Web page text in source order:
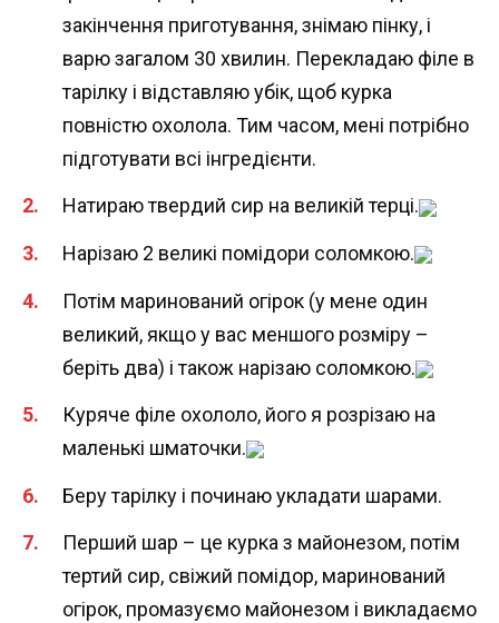
закінчення приготування, знімаю пінку, і
варю загалом 30 хвилин. Перекладаю філе в
тарілку і відставляю убік, щоб курка
повністю охолола. Тим часом, мені потрібно
підготувати всі інгредієнти.
Натираю твердий сир на великій терці.
Нарізаю 2 великі помідори соломкою.
Потім маринований огірок (у мене один
великий, якщо у вас меншого розміру –
беріть два) і також нарізаю соломкою.
Куряче філе охололо, його я розрізаю на
маленькі шматочки.
Беру тарілку і починаю укладати шарами.
Перший шар – це курка з майонезом, потім
тертий сир, свіжий помідор, маринований
огірок, промазуємо майонезом і викладаємо